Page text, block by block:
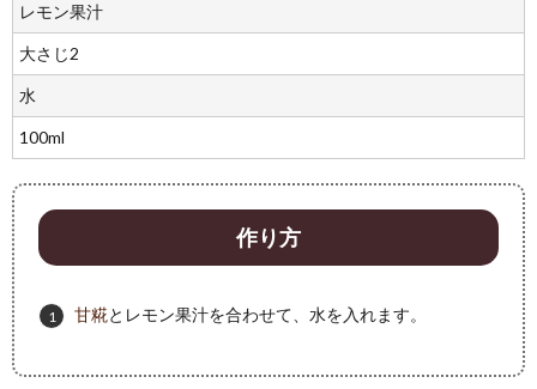
レモン果汁
大さじ2
水
100ml
作り方
甘糀とレモン果汁を合わせて、水を入れます。